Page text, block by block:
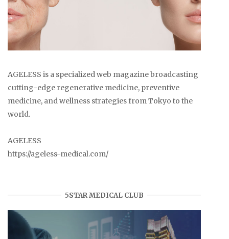
AGELESS is a specialized web magazine broadcasting
cutting-edge regenerative medicine, preventive
medicine, and wellness strategies from Tokyo to the
world.
AGELESS
https://ageless-medical.com/
5STAR MEDICAL CLUB